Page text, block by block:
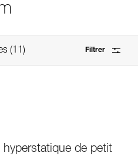
11 Filtrer
de petit